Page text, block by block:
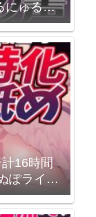
にゅるラ
ブ】 来
16時間
ぽライフ
来世猫